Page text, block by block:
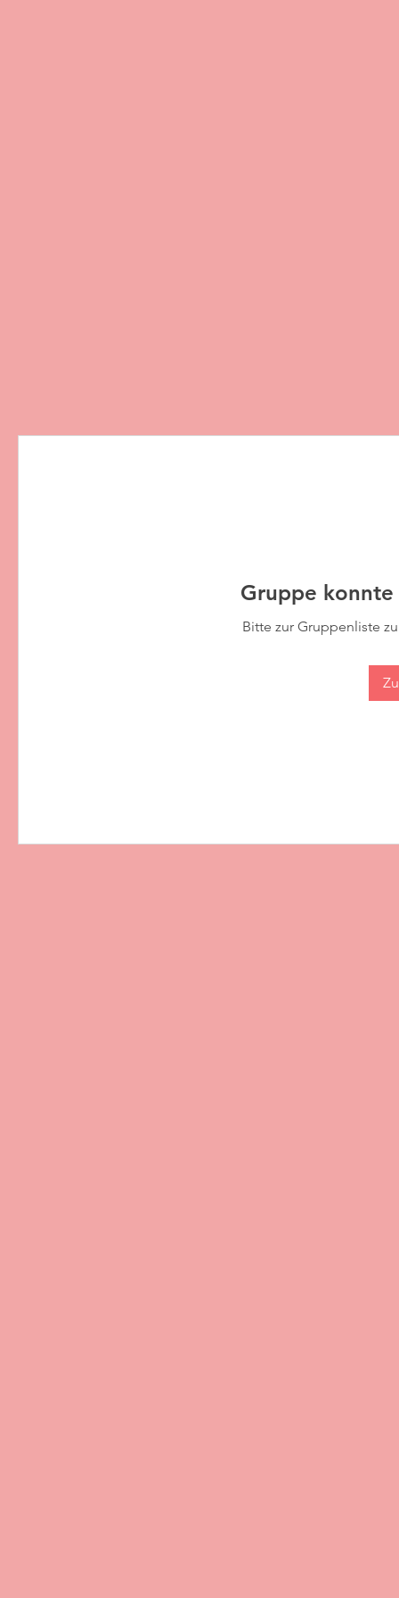
Gruppe
Bitte zur Gruppenliste